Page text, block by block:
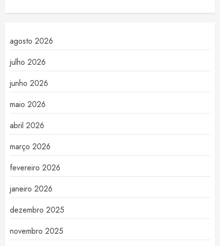
agosto 2026
julho 2026
junho 2026
maio 2026
abril 2026
março 2026
fevereiro 2026
janeiro 2026
dezembro 2025
novembro 2025